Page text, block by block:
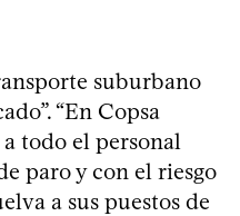
suburbano
“En Copsa
todo el personal
paro y con el riesgo
a sus puestos de